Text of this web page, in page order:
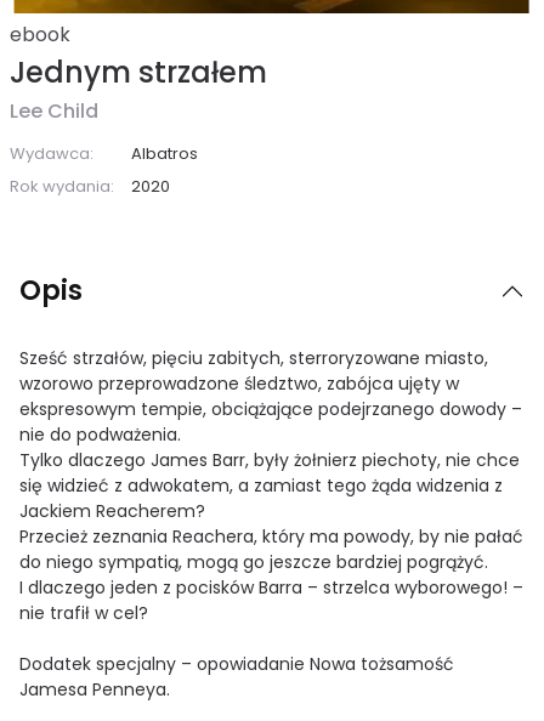
ebook
Jednym strzałem
Lee Child
Wydawca:
Albatros
Rok wydania:
2020
Opis
Sześć strzałów, pięciu zabitych, sterroryzowane miasto,
wzorowo przeprowadzone śledztwo, zabójca ujęty w
ekspresowym tempie, obciążające podejrzanego dowody –
nie do podważenia.
Tylko dlaczego James Barr, były żołnierz piechoty, nie chce
się widzieć z adwokatem, a zamiast tego żąda widzenia z
Jackiem Reacherem?
Przecież zeznania Reachera, który ma powody, by nie pałać
do niego sympatią, mogą go jeszcze bardziej pogrążyć.
I dlaczego jeden z pocisków Barra – strzelca wyborowego! –
nie trafił w cel?
Dodatek specjalny – opowiadanie Nowa tożsamość
Jamesa Penneya.